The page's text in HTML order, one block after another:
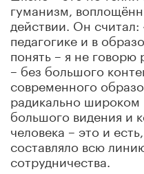
гуманизм,
действии. Он
педагогике и в
понять – я не говорю
– без большого
современного
радикально широком
большого видения и
человека – это и
составляло всю
сотрудничества.